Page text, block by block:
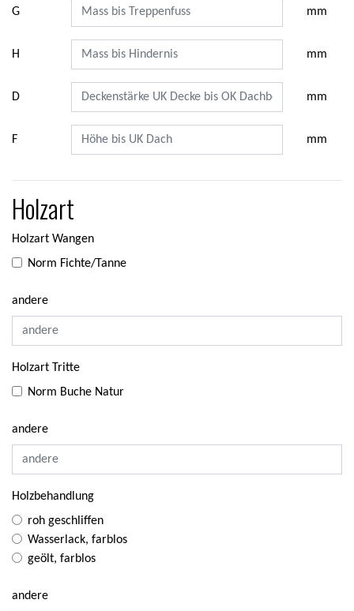
G mm
H mm
D mm
F mm
Holzart
Holzart Wangen
Norm Fichte/Tanne
andere
Holzart Tritte
Norm Buche Natur
andere
Holzbehandlung
roh geschliffen
Wasserlack, farblos
geölt, farblos
andere